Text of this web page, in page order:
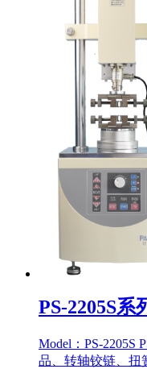
PS-2205S
Model：PS-2205S
品、转轴铰链、扭